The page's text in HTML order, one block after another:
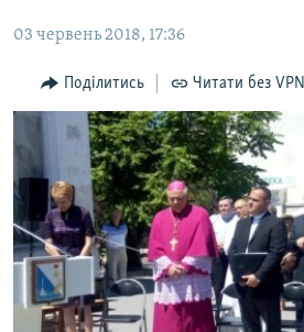
Перейти
пошуку
ПОГЛЯД
ІНТЕРВ'Ю
ВСЕ ЗА ДЕНЬ
СПЕЦПРОЕКТИ
ДЕПОРТАЦІЯ
ВІДЕОУРОКИ «ELIFBE»
СВІДЧЕННЯ ОКУПАЦІЇ
УКРАЇНСЬКА ПРОБЛЕМА КРИМУ
ЯК ОБІЙТИ БЛОКУВАННЯ
Русский
Qırımtatar
03 червень 2018, 17:36
Поділитись Читати без VPN